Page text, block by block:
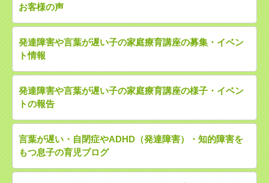
お客様の声
発達障害や言葉が遅い子の家庭療育講座の募集・イベン
ト情報
発達障害や言葉が遅い子の家庭療育講座の様子・イベン
トの報告
言葉が遅い・自閉症やADHD（発達障害）・知的障害を
もつ息子の育児ブログ